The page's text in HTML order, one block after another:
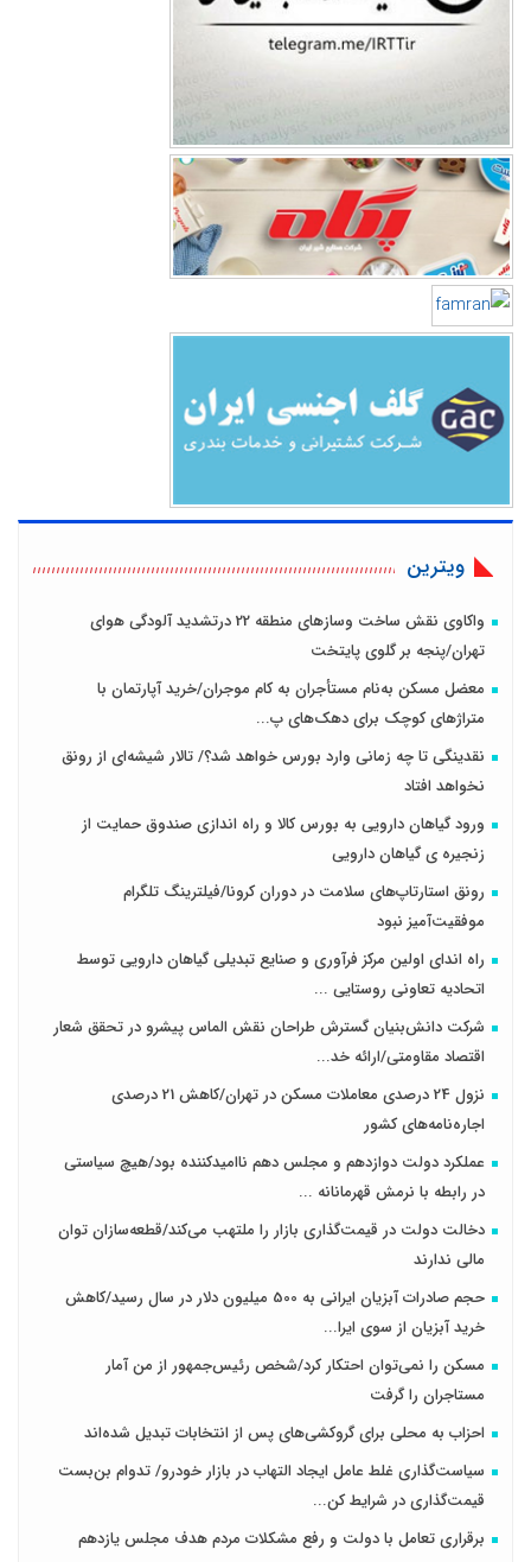
ویترین
واکاوی نقش ساخت وسازهای منطقه 22 درتشدید آلودگی هوای
تهران/پنجه بر گلوی پایتخت
معضل مسکن به‌نام مستأجران به کام موجران/خرید آپارتمان با
متراژهای کوچک برای دهک‌های پ...
نقدینگی تا چه زمانی وارد بورس خواهد شد؟/ تالار شیشه‌ای از رونق
نخواهد افتاد
ورود گیاهان دارویی به بورس کالا و راه اندازی صندوق حمایت از
زنجیره ی گیاهان دارویی
رونق استارتاپ‌های سلامت در دوران کرونا/فیلترینگ تلگرام
موفقیت‌آمیز نبود
راه اندای اولین مرکز فرآوری و صنایع تبدیلی گیاهان دارویی توسط
اتحادیه تعاونی روستایی ...
شرکت دانش‌بنیان گسترش طراحان‌‌ ‌نقش‌ الماس پیشرو در تحقق شعار
اقتصاد مقاومتی/ارائه خد...
نزول 24 درصدی معاملات مسکن در تهران/کاهش 21 درصدی
اجاره‌نامه‌های کشور
عملکرد دولت دوازدهم و مجلس دهم ناامیدکننده بود/هیچ سیاستی
در رابطه با نرمش قهرمانانه ...
دخالت دولت در قیمت‌گذاری بازار را ملتهب می‌کند/قطعه‌سازان توان
مالی ندارند
حجم صادرات آبزیان ایرانی به 500 میلیون دلار در سال رسید/کاهش
خرید آبزیان از سوی ایرا...
مسکن را نمی‌توان احتکار کرد/شخص رئیس‌جمهور از من آمار
مستاجران را گرفت
احزاب به محلی برای گروکشی‌های پس از انتخابات تبدیل شده‌اند
سیاست‌گذاری غلط عامل ایجاد التهاب در بازار خودرو/ تدوام بن‌بست
قیمت‌گذاری در شرایط کن...
برقراری تعامل با دولت و رفع مشکلات مردم هدف مجلس‌ یازدهم